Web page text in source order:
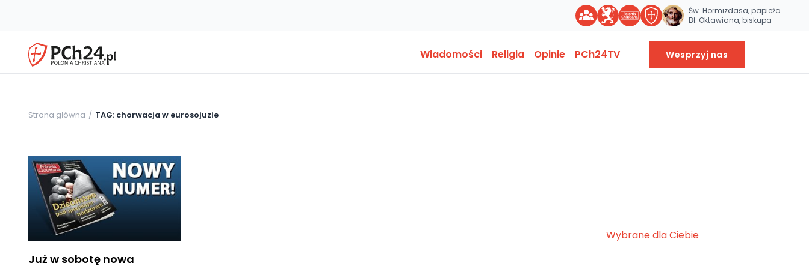
Św. Hormizdasa, papieża
Bł. Oktawiana, biskupa
Wiadomości Religia Opinie PCh24TV Wesprzyj nas
Strona główna TAG: chorwacja w eurosojuzie
Już w sobotę nowa
Wybrane dla Ciebie